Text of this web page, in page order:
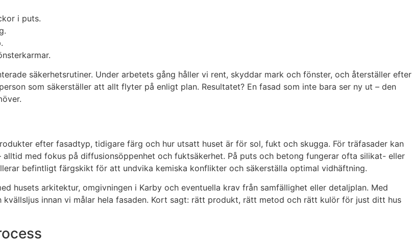
i puts.
säkerhetsrutiner. Under arbetets gång håller vi rent, skyddar mark och fönster, och återställer efter
som säkerställer att allt flyter på enligt plan. Resultatet? En fasad som inte bara ser ny ut – den
efter fasadtyp, tidigare färg och hur utsatt huset är för sol, fukt och skugga. För träfasader kan
med fokus på diffusionsöppenhet och fuktsäkerhet. På puts och betong fungerar ofta silikat- eller
befintligt färgskikt för att undvika kemiska konflikter och säkerställa optimal vidhäftning.
husets arkitektur, omgivningen i Karby och eventuella krav från samfällighet eller detaljplan. Med
innan vi målar hela fasaden. Kort sagt: rätt produkt, rätt metod och rätt kulör för just ditt hus